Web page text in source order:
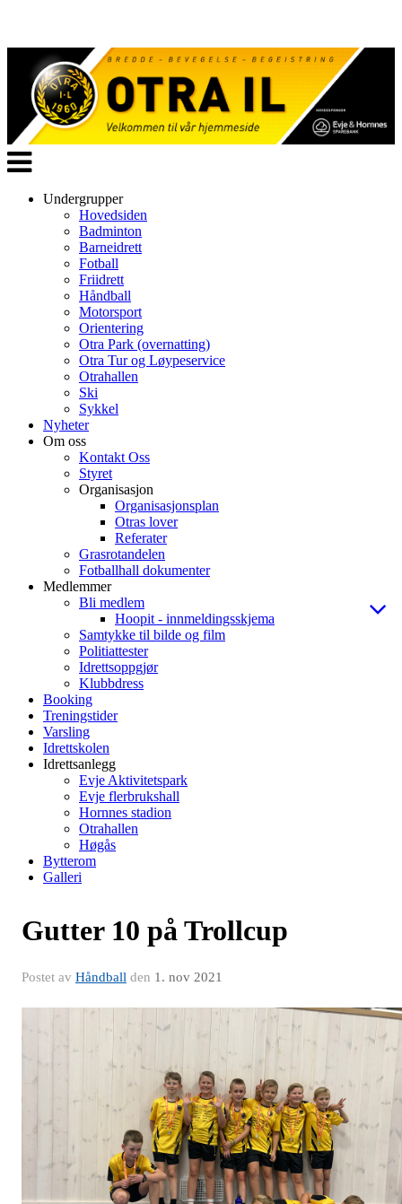
Veksle
navigasjon
Undergrupper
Hovedsiden
Badminton
Barneidrett
Fotball
Friidrett
Håndball
Motorsport
Orientering
Otra Park (overnatting)
Otra Tur og Løypeservice
Otrahallen
Ski
Sykkel
Nyheter
Om oss
Kontakt Oss
Styret
Organisasjon
Organisasjonsplan
Otras lover
Referater
Grasrotandelen
Fotballhall dokumenter
Medlemmer
Bli medlem
Hoopit - innmeldingsskjema
Samtykke til bilde og film
Politiattester
Idrettsoppgjør
Klubbdress
Booking
Treningstider
Varsling
Idrettskolen
Idrettsanlegg
Evje Aktivitetspark
Evje flerbrukshall
Hornnes stadion
Otrahallen
Høgås
Bytterom
Galleri
Gutter 10 på Trollcup
Postet av Håndball den 1. nov 2021